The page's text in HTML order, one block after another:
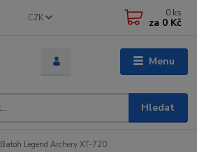
Menu
CZK
Hledat
0 ks
za 0 Kč
Batoh Legend Archery XT-720